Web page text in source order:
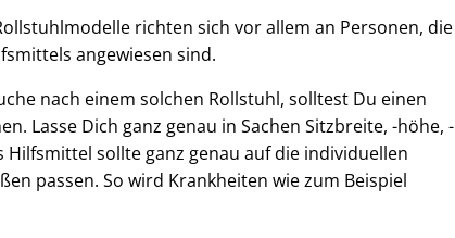
richten sich vor allem an Personen, die
angewiesen sind.
nach einem solchen Rollstuhl, solltest Du einen
Lasse Dich ganz genau in Sachen Sitzbreite, -höhe, -
sollte ganz genau auf die individuellen
passen. So wird Krankheiten wie zum Beispiel